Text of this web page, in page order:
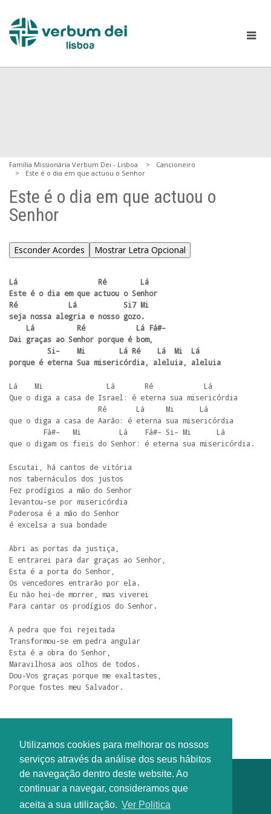
Utilizamos cookies para melhorar os nossos
serviços através da análise dos seus hábitos
de navegação dentro deste website. Ao
continuar a navegar, consideramos que
aceita a sua utilização. Ver Politica
Família Missionária Verbum Dei - Lisboa
Cancioneiro
Este é o dia em que actuou o Senhor
Este é o dia em que actuou o
Senhor
Esconder Acordes Mostrar Letra Opcional
Lá                   Ré        Lá
Este é o dia em que actuou o Senhor
Ré            Lá           Si7 Mi
seja nossa alegria e nosso gozo.
Dai graças ao Senhor porque é bom,
porque é eterna Sua misericórdia, aleluia, aleluia
Lá    Mi               Lá       Ré            Lá
Que o diga a casa de Israel: é eterna sua misericórdia
que o diga a casa de Aarão: é eterna sua misericórdia
que o digam os fieis do Senhor: é eterna sua misericórdia.
Escutai, há cantos de vitória
nos tabernáculos dos justos
Fez prodígios a mão do Senhor
levantou-se por misericórdia
Poderosa é a mão do Senhor
é excelsa a sua bondade
Abri as portas da justiça,
E entrarei para dar graças ao Senhor,
Esta é a porta do Senhor,
Os vencedores entrarão por ela.
Eu não hei-de morrer, mas viverei
Para cantar os prodígios do Senhor.
A pedra que foi rejeitada
Transformou-se em pedra angular
Esta é a obra do Senhor,
Maravilhosa aos olhos de todos.
Dou-Vos graças porque me exaltastes,
Porque fostes meu Salvador.